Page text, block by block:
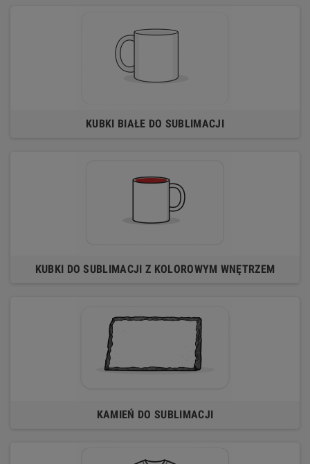
KUBKI BIAŁE DO SUBLIMACJI
KUBKI DO SUBLIMACJI Z KOLOROWYM WNĘTRZEM
KAMIEŃ DO SUBLIMACJI